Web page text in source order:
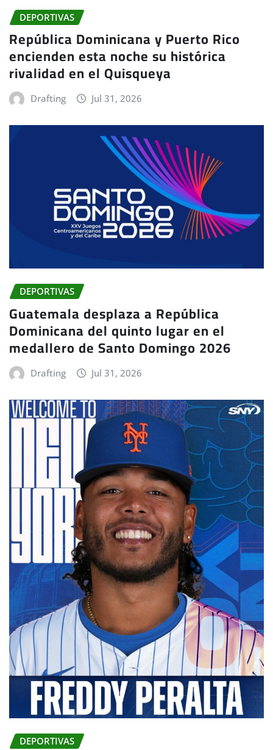
DEPORTIVAS
República Dominicana y Puerto Rico
encienden esta noche su histórica
rivalidad en el Quisqueya
Drafting Jul 31, 2026
DEPORTIVAS
Guatemala desplaza a República
Dominicana del quinto lugar en el
medallero de Santo Domingo 2026
Drafting Jul 31, 2026
DEPORTIVAS